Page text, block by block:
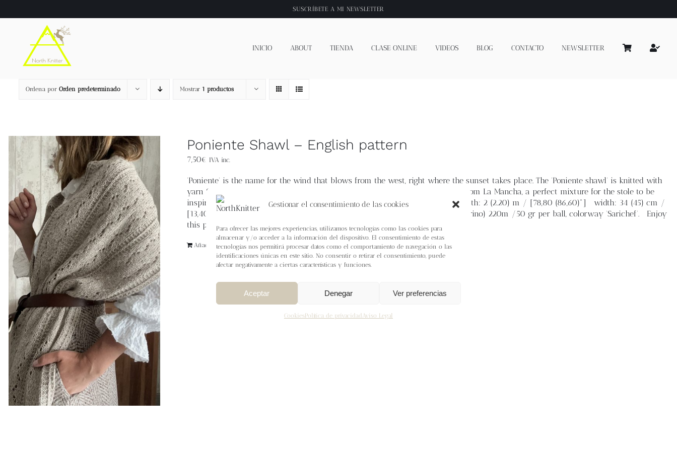
Gestionar el consentimiento de las cookies
Para ofrecer las mejores experiencias, utilizamos tecnologías como las cookies para
almacenar y/o acceder a la información del dispositivo. El consentimiento de estas
tecnologías nos permitirá procesar datos como el comportamiento de navegación o las
identificaciones únicas en este sitio. No consentir o retirar el consentimiento, puede
afectar negativamente a ciertas características y funciones.
Aceptar Denegar Ver preferencias
CookiesPolítica de privacidad Aviso Legal
al
SUSCRÍBETE A MI NEWSLETTER
INICIO ABOUT TIENDA CLASE ONLINE VIDEOS BLOG CONTACTO NEWSLETTER
Ordena por Orden predeterminado Mostrar 1 productos
Poniente Shawl – English pattern
7,50€ IVA inc.
'Poniente' is the name for the wind that blows from the west, right where the sunset takes place. The 'Poniente shawl' is knitted with
yarn Saona, with a yarn that combines Andalusian cotton with merino wool from La Mancha, a perfect mixture for the stole to be
inspired by the beautiful beaches of Cádiz.Size 1 (2)Final measurementslength: 2 (2.20) m / [78,80 (86,60)"] width: 34 (45) cm /
[13,40 (17.70)"]Yarn
4(5) balls Saona from Wooldreamers. (50% cotton, 50% merino) 220m /50 gr per ball, colorway 'Sarichef'. Enjoy
this pattern.
Añadir al carrito Detalles